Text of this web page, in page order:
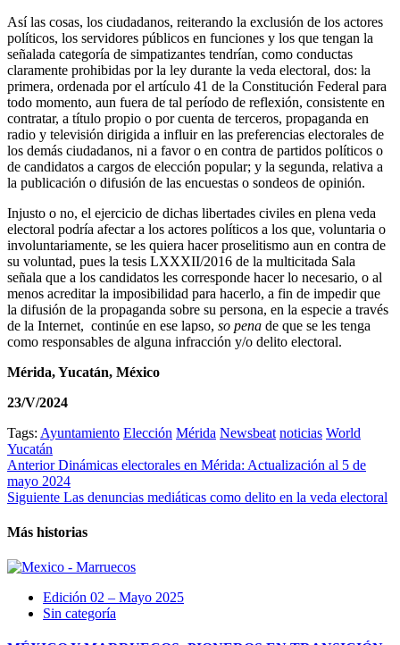
Así las cosas, los ciudadanos, reiterando la exclusión de los actores
políticos, los servidores públicos en funciones y los que tengan la
señalada categoría de simpatizantes tendrían, como conductas
claramente prohibidas por la ley durante la veda electoral, dos: la
primera, ordenada por el artículo 41 de la Constitución Federal para
todo momento, aun fuera de tal período de reflexión, consistente en
contratar, a título propio o por cuenta de terceros, propaganda en
radio y televisión dirigida a influir en las preferencias electorales de
los demás ciudadanos, ni a favor o en contra de partidos políticos o
de candidatos a cargos de elección popular; y la segunda, relativa a
la publicación o difusión de las encuestas o sondeos de opinión.
Injusto o no, el ejercicio de dichas libertades civiles en plena veda
electoral podría afectar a los actores políticos a los que, voluntaria o
involuntariamente, se les quiera hacer proselitismo aun en contra de
su voluntad, pues la tesis LXXXII/2016 de la multicitada Sala
señala que a los candidatos les corresponde hacer lo necesario, o al
menos acreditar la imposibilidad para hacerlo, a fin de impedir que
la difusión de la propaganda sobre su persona, en la especie a través
de la Internet, continúe en ese lapso, so pena de que se les tenga
como responsables de alguna infracción y/o delito electoral.
Mérida, Yucatán, México
23/V/2024
Tags: Ayuntamiento Elección Mérida Newsbeat noticias World
Yucatán
Post
navigation
AnteriorDinámicas electorales en Mérida: Actualización al 5 de
mayo 2024
Siguiente Las denuncias mediáticas como delito en la veda electoral
Más historias
Edición 02 – Mayo 2025
Sin categoría